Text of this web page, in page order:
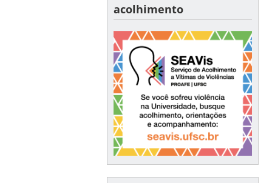
acolhimento